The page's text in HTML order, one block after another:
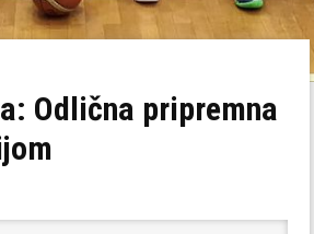
Odlična pripremna